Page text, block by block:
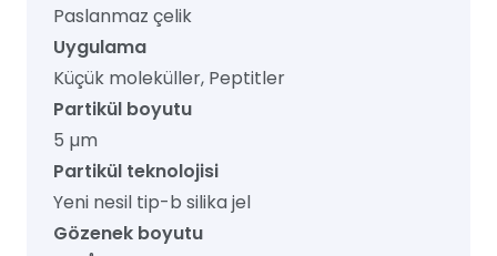
Paslanmaz çelik
Uygulama
Küçük moleküller, Peptitler
Partikül boyutu
5 µm
Partikül teknolojisi
Yeni nesil tip-b silika jel
Gözenek boyutu